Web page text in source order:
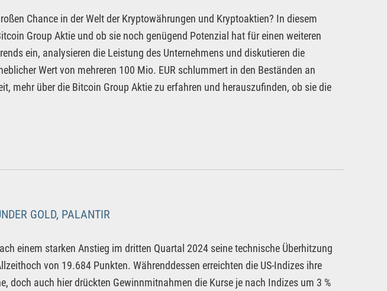
Chance in der Welt der Kryptowährungen und Kryptoaktien? In diesem
Group Aktie und ob sie noch genügend Potenzial hat für einen weiteren
ein, analysieren die Leistung des Unternehmens und diskutieren die
Wert von mehreren 100 Mio. EUR schlummert in den Beständen an
mehr über die Bitcoin Group Aktie zu erfahren und herauszufinden, ob sie die
GOLD, PALANTIR
einem starken Anstieg im dritten Quartal 2024 seine technische Überhitzung
von 19.684 Punkten. Währenddessen erreichten die US-Indizes ihre
doch auch hier drückten Gewinnmitnahmen die Kurse je nach Indizes um 3 %